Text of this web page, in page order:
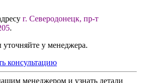
г. Северодонецк, пр-т
.
у менеджера.
консультацию
менеджером и узнать детали